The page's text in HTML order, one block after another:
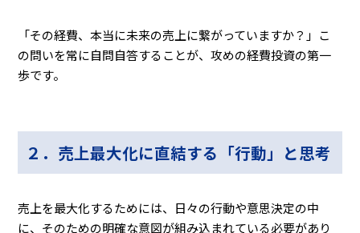
「その経費、本当に未来の売上に繋がっていますか？」――こ
の問いを常に自問自答することが、攻めの経費投資の第一
歩です。
２．売上最大化に直結する「行動」と思考
売上を最大化するためには、日々の行動や意思決定の中
に、そのための明確な意図が組み込まれている必要があり